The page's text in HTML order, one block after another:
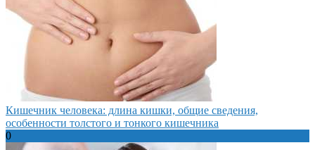
Кишечник человека: длина кишки, общие сведения,
особенности толстого и тонкого кишечника
0